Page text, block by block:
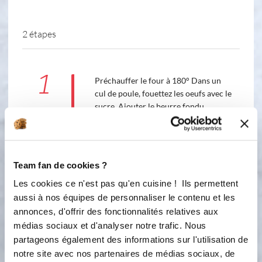
Team fan de cookies ?
Les cookies ce n'est pas qu'en cuisine ! Ils permettent
aussi à nos équipes de personnaliser le contenu et les
annonces, d'offrir des fonctionnalités relatives aux
médias sociaux et d'analyser notre trafic. Nous
partageons également des informations sur l'utilisation de
notre site avec nos partenaires de médias sociaux, de
2 étapes
1
Préchauffer le four à 180° Dans un
cul de poule, fouettez les oeufs avec le
sucre. Ajouter le beurre fondu.
Ajouter la farine et la levure. Bien
mélanger. Zester l'orange, ajouter le
verser la préparation. Enfourner pour
35 minutes
2
👉 Envie de tester ce moule chez toi ?
Tu peux le commander directement
sur la boutique Guy Demarle 🛒 💸
Ajoute le code : ANGIE81 pour